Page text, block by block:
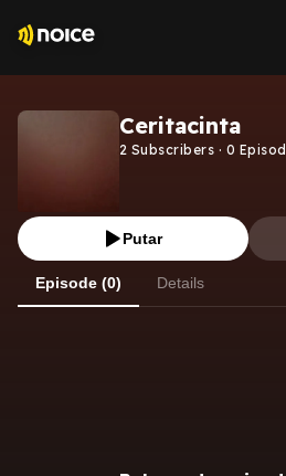
Ceritacinta
2 Subscribers · 0
Putar
Episode (0) Details